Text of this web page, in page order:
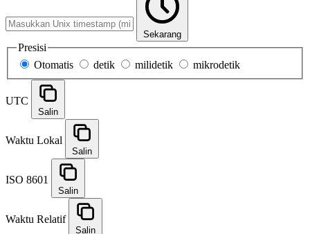
Sekarang
Presisi
Otomatis
detik milidetik mikrodetik
UTC
Salin
Waktu Lokal
Salin
ISO 8601
Salin
Waktu Relatif
Salin